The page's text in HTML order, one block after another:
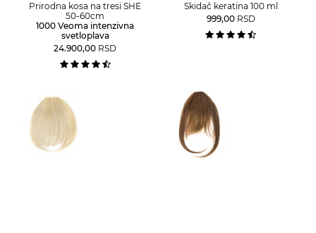
Prirodna kosa na tresi SHE
50-60cm
1000 Veoma intenzivna
svetloplava
24.900,00 RSD
Skidač keratina 100 ml
999,00 RSD